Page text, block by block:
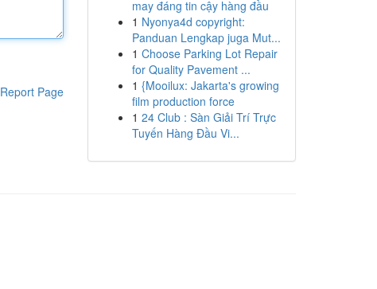
Report Page
may đáng tin cậy hàng đầu
1 Nyonya4d copyright:
Panduan Lengkap juga Mut...
1 Choose Parking Lot Repair
for Quality Pavement ...
1 {Mooilux: Jakarta's growing
film production force
1 24 Club : Sàn Giải Trí Trực
Tuyến Hàng Đầu Vi...